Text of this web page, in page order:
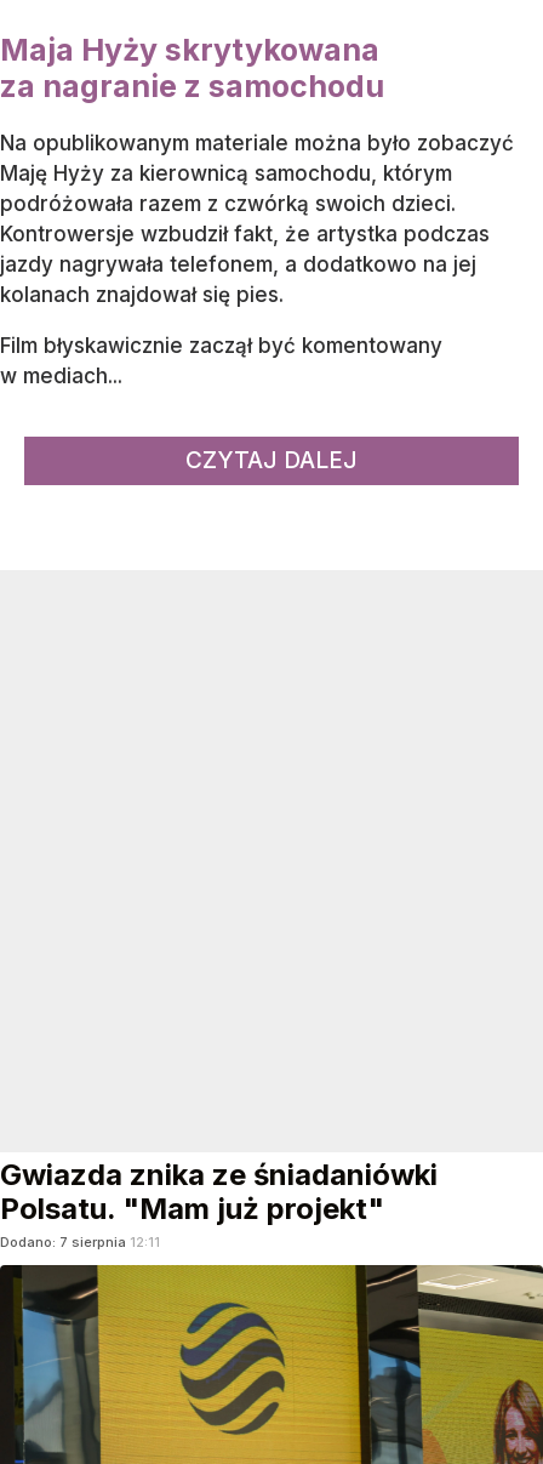
Maja Hyży skrytykowana
za nagranie z samochodu
Na opublikowanym materiale można było zobaczyć
Maję Hyży za kierownicą samochodu, którym
podróżowała razem z czwórką swoich dzieci.
Kontrowersje wzbudził fakt, że artystka podczas
jazdy nagrywała telefonem, a dodatkowo na jej
kolanach znajdował się pies.
Film błyskawicznie zaczął być komentowany
w mediach...
CZYTAJ DALEJ
Gwiazda znika ze śniadaniówki
Polsatu. "Mam już projekt"
Dodano: 7 sierpnia 12:11